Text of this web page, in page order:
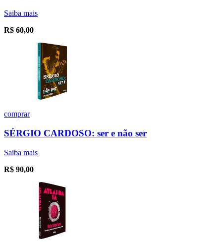
Saiba mais
R$ 60,00
comprar
SÉRGIO CARDOSO: ser e não ser
Saiba mais
R$ 90,00